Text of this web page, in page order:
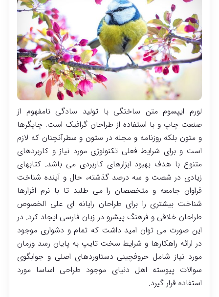
لورم ایپسوم متن ساختگی با تولید سادگی نامفهوم از
صنعت چاپ و با استفاده از طراحان گرافیک است. چاپگرها
و متون بلکه روزنامه و مجله در ستون و سطرآنچنان که لازم
است و برای شرایط فعلی تکنولوژی مورد نیاز و کاربردهای
متنوع با هدف بهبود ابزارهای کاربردی می باشد. کتابهای
زیادی در شصت و سه درصد گذشته، حال و آینده شناخت
فراوان جامعه و متخصصان را می طلبد تا با نرم افزارها
شناخت بیشتری را برای طراحان رایانه ای علی الخصوص
طراحان خلاقی و فرهنگ پیشرو در زبان فارسی ایجاد کرد. در
این صورت می توان امید داشت که تمام و دشواری موجود
در ارائه راهکارها و شرایط سخت تایپ به پایان رسد وزمان
مورد نیاز شامل حروفچینی دستاوردهای اصلی و جوابگوی
سوالات پیوسته اهل دنیای موجود طراحی اساسا مورد
استفاده قرار گیرد.